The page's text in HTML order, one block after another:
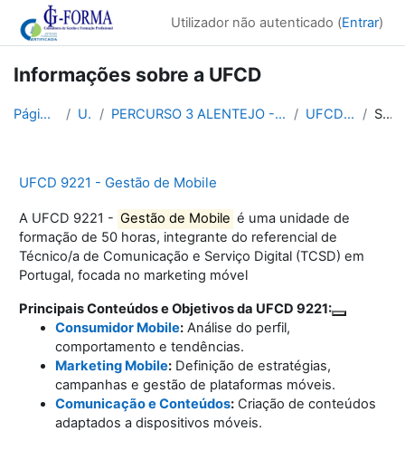
Ir para o conteúdo principal
Utilizador não autenticado (Entrar)
Informações sobre a UFCD
Página principal UFCDs PERCURSO 3 ALENTEJO - COMÉRCIO DIGITAL - OPERACION... UFCD 9221 P3 ALE Sumário
UFCD 9221 - Gestão de Mobile
A UFCD 9221 - Gestão de Mobile é uma unidade de
formação de 50 horas, integrante do referencial de
Técnico/a de Comunicação e Serviço Digital (TCSD) em
Portugal, focada no marketing móvel
Principais Conteúdos e Objetivos da UFCD 9221:
Consumidor Mobile: Análise do perfil,
comportamento e tendências.
Marketing Mobile: Definição de estratégias,
campanhas e gestão de plataformas móveis.
Comunicação e Conteúdos: Criação de conteúdos
adaptados a dispositivos móveis.